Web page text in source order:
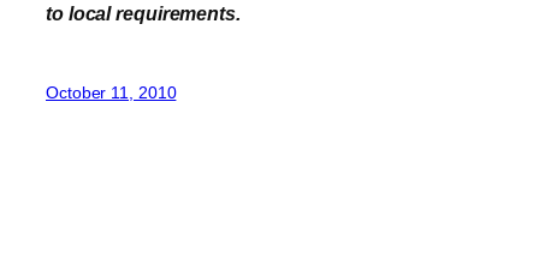
to local requirements.
October 11, 2010